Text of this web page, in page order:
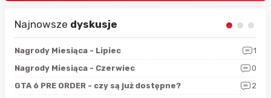
Najnowsze dyskusje
Nagrody Miesiąca - Lipiec
1
Nagrody Miesiąca - Czerwiec
0
GTA 6 PRE ORDER - czy są już dostępne?
2